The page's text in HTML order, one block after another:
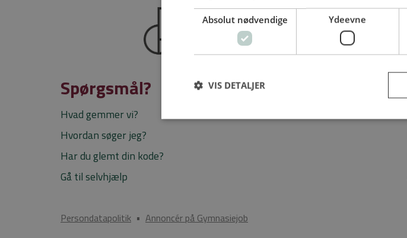
Spørgsmål?
Hvad gemmer vi?
Hvordan søger jeg?
Har du glemt din kode?
Gå til selvhjælp
Persondatapolitik • Annoncér på Gymnasiejob
Absolut nødvendige Ydeevne
VIS DETALJER